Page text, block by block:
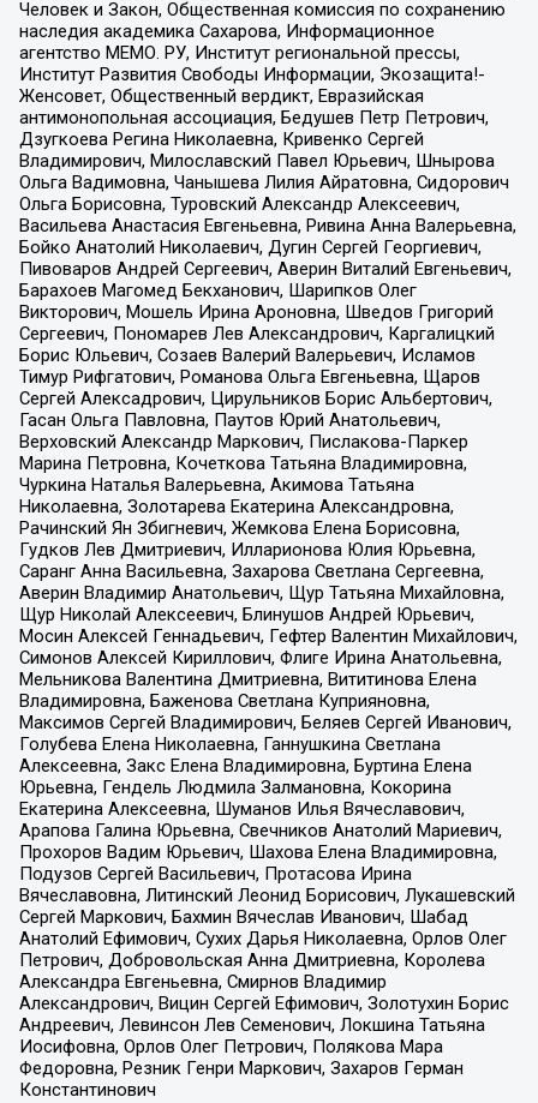
Человек и Закон, Общественная комиссия по сохранению
наследия академика Сахарова, Информационное
агентство МЕМО. РУ, Институт региональной прессы,
Институт Развития Свободы Информации, Экозащита!-
Женсовет, Общественный вердикт, Евразийская
антимонопольная ассоциация, Бедушев Петр Петрович,
Дзугкоева Регина Николаевна, Кривенко Сергей
Владимирович, Милославский Павел Юрьевич, Шнырова
Ольга Вадимовна, Чанышева Лилия Айратовна, Сидорович
Ольга Борисовна, Туровский Александр Алексеевич,
Васильева Анастасия Евгеньевна, Ривина Анна Валерьевна,
Бойко Анатолий Николаевич, Дугин Сергей Георгиевич,
Пивоваров Андрей Сергеевич, Аверин Виталий Евгеньевич,
Барахоев Магомед Бекханович, Шарипков Олег
Викторович, Мошель Ирина Ароновна, Шведов Григорий
Сергеевич, Пономарев Лев Александрович, Каргалицкий
Борис Юльевич, Созаев Валерий Валерьевич, Исламов
Тимур Рифгатович, Романова Ольга Евгеньевна, Щаров
Сергей Алексадрович, Цирульников Борис Альбертович,
Гасан Ольга Павловна, Паутов Юрий Анатольевич,
Верховский Александр Маркович, Пислакова-Паркер
Марина Петровна, Кочеткова Татьяна Владимировна,
Чуркина Наталья Валерьевна, Акимова Татьяна
Николаевна, Золотарева Екатерина Александровна,
Рачинский Ян Збигневич, Жемкова Елена Борисовна,
Гудков Лев Дмитриевич, Илларионова Юлия Юрьевна,
Саранг Анна Васильевна, Захарова Светлана Сергеевна,
Аверин Владимир Анатольевич, Щур Татьяна Михайловна,
Щур Николай Алексеевич, Блинушов Андрей Юрьевич,
Мосин Алексей Геннадьевич, Гефтер Валентин Михайлович,
Симонов Алексей Кириллович, Флиге Ирина Анатольевна,
Мельникова Валентина Дмитриевна, Вититинова Елена
Владимировна, Баженова Светлана Куприяновна,
Максимов Сергей Владимирович, Беляев Сергей Иванович,
Голубева Елена Николаевна, Ганнушкина Светлана
Алексеевна, Закс Елена Владимировна, Буртина Елена
Юрьевна, Гендель Людмила Залмановна, Кокорина
Екатерина Алексеевна, Шуманов Илья Вячеславович,
Арапова Галина Юрьевна, Свечников Анатолий Мариевич,
Прохоров Вадим Юрьевич, Шахова Елена Владимировна,
Подузов Сергей Васильевич, Протасова Ирина
Вячеславовна, Литинский Леонид Борисович, Лукашевский
Сергей Маркович, Бахмин Вячеслав Иванович, Шабад
Анатолий Ефимович, Сухих Дарья Николаевна, Орлов Олег
Петрович, Добровольская Анна Дмитриевна, Королева
Александра Евгеньевна, Смирнов Владимир
Александрович, Вицин Сергей Ефимович, Золотухин Борис
Андреевич, Левинсон Лев Семенович, Локшина Татьяна
Иосифовна, Орлов Олег Петрович, Полякова Мара
Федоровна, Резник Генри Маркович, Захаров Герман
Константинович